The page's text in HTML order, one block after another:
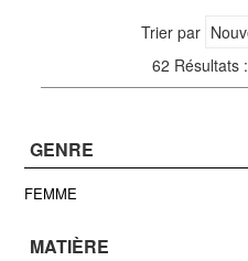
Trier par
62 Résultats :
GENRE
FEMME
MATIÈRE